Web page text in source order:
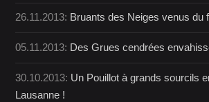
26.11.2013: Bruants des Neiges venus du
05.11.2013: Des Grues cendrées
30.10.2013: Un Pouillot à grands sourcils
Lausanne !